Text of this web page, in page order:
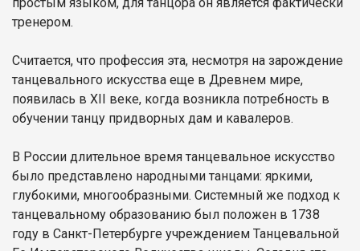
тренером.
Считается, что профессия эта, несмотря на зарождение
танцевального искусства еще в Древнем мире,
появилась в XII веке, когда возникла потребность в
обучении танцу придворных дам и кавалеров.
В России длительное время танцевальное искусство
было представлено народными танцами: яркими,
глубокими, многообразными. Системный же подход к
танцевальному образованию был положен в 1738
году в Санкт-Петербурге учреждением Танцевальной